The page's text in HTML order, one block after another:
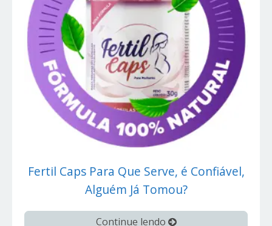
Fertil Caps Para Que Serve, é Confiável,
Alguém Já Tomou?
Continue lendo